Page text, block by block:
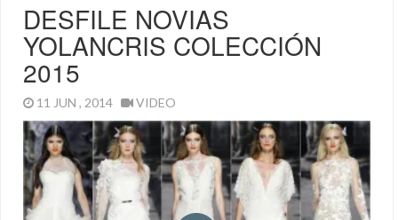
DESFILE NOVIAS
YOLANCRIS COLECCIÓN
2015
11 JUN , 2014 VIDEO